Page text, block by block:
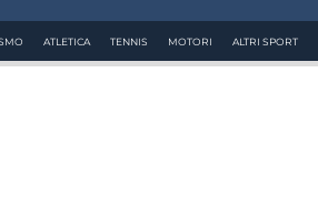
ATLETICA TENNIS MOTORI ALTRI SPORT